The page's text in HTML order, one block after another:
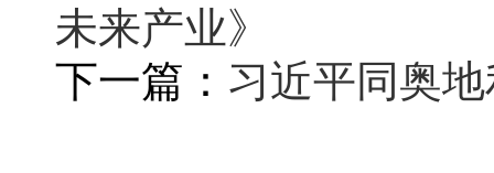
未来产业》
下一篇： 习近平同奥